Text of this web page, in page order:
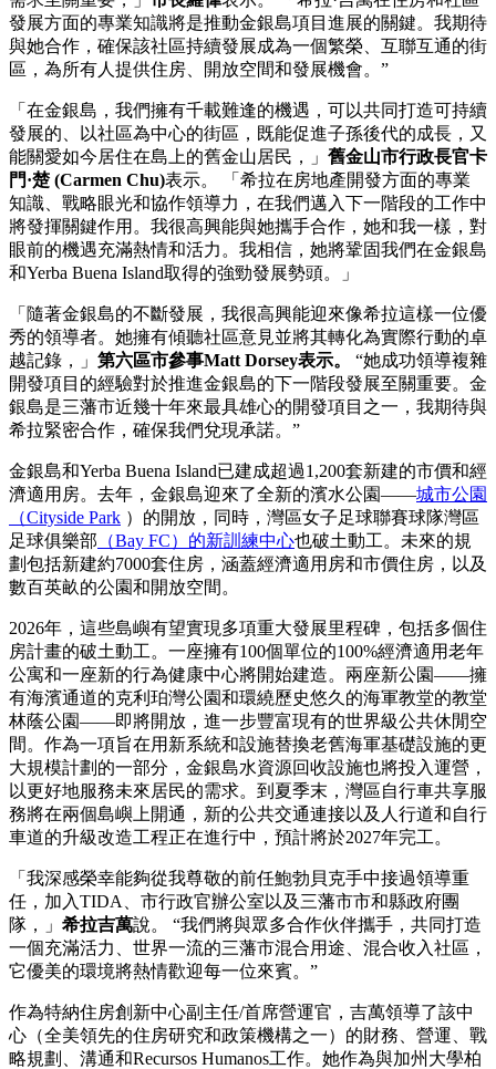
發展方面的專業知識將是推動金銀島項目進展的關鍵。我期待
與她合作，確保該社區持續發展成為一個繁榮、互聯互通的街
區，為所有人提供住房、開放空間和發展機會。”
「在金銀島，我們擁有千載難逢的機遇，可以共同打造可持續
發展的、以社區為中心的街區，既能促進子孫後代的成長，又
能關愛如今居住在島上的舊金山居民，」 舊金山市行政長官卡
門·楚 (Carmen Chu)表示。 「希拉在房地產開發方面的專業
知識、戰略眼光和協作領導力，在我們邁入下一階段的工作中
將發揮關鍵作用。我很高興能與她攜手合作，她和我一樣，對
眼前的機遇充滿熱情和活力。我相信，她將鞏固我們在金銀島
和Yerba Buena Island取得的強勁發展勢頭。」
「隨著金銀島的不斷發展，我很高興能迎來像希拉這樣一位優
秀的領導者。她擁有傾聽社區意見並將其轉化為實際行動的卓
越記錄，」 第六區市參事Matt Dorsey表示。
“她成功領導複雜
開發項目的經驗對於推進金銀島的下一階段發展至關重要。金
銀島是三藩市近幾十年來最具雄心的開發項目之一，我期待與
希拉緊密合作，確保我們兌現承諾。”
金銀島和Yerba Buena Island已建成超過1,200套新建的市價和經
濟適用房。去年，金銀島迎來了全新的濱水公園——城市公園
（Cityside Park ）的開放，同時，灣區女子足球聯賽球隊灣區
足球俱樂部 （Bay FC）的新訓練中心也破土動工。未來的規
劃包括新建約7000套住房，涵蓋經濟適用房和市價住房，以及
數百英畝的公園和開放空間。
2026年，這些島嶼有望實現多項重大發展里程碑，包括多個住
房計畫的破土動工。一座擁有100個單位的100%經濟適用老年
公寓和一座新的行為健康中心將開始建造。兩座新公園——擁
有海濱通道的克利珀灣公園和環繞歷史悠久的海軍教堂的教堂
林蔭公園——即將開放，進一步豐富現有的世界級公共休閒空
間。作為一項旨在用新系統和設施替換老舊海軍基礎設施的更
大規模計劃的一部分，金銀島水資源回收設施也將投入運營，
以更好地服務未來居民的需求。到夏季末，灣區自行車共享服
務將在兩個島嶼上開通，新的公共交通連接以及人行道和自行
車道的升級改造工程正在進行中，預計將於2027年完工。
「我深感榮幸能夠從我尊敬的前任鮑勃貝克手中接過領導重
任，加入TIDA、市行政官辦公室以及三藩市市和縣政府團
隊，」 希拉吉萬說。 “我們將與眾多合作伙伴攜手，共同打造
一個充滿活力、世界一流的三藩市混合用途、混合收入社區，
它優美的環境將熱情歡迎每一位來賓。”
作為特納住房創新中心副主任/首席營運官，吉萬領導了該中
心（全美領先的住房研究和政策機構之一）的財務、營運、戰
略規劃、溝通和Recursos Humanos工作。她作為與加州大學柏